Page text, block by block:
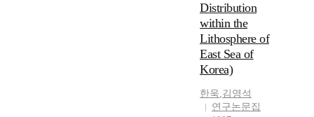
Distribution
within the
Lithosphere of
East Sea of
Korea)
한욱,김영석
연구논문집